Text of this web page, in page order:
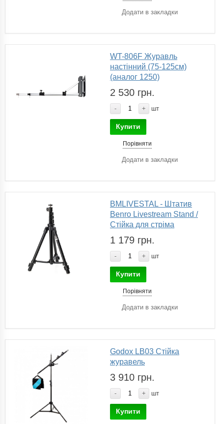
Додати в закладки
WT-806F Журавль
настінний (75-125см)
(аналог 1250)
2 530 грн.
- + шт
Купити
Порівняти
Додати в закладки
BMLIVESTAL - Штатив
Benro Livestream Stand /
Стійка для стріма
1 179 грн.
- + шт
Купити
Порівняти
Додати в закладки
Godox LB03 Стійка
журавель
3 910 грн.
- + шт
Купити